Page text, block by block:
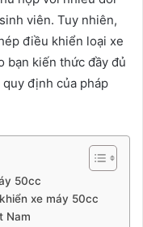
viên. Tuy nhiên,
điều khiển loại xe
bạn kiến thức đầy đủ
định của pháp
50cc
xe máy 50cc
Nam